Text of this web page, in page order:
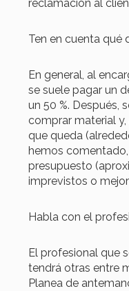
reclamación al
Ten en cuenta qué
En general, al
se suele pagar un
un 50 %. Después,
comprar material
que queda
hemos
presupuesto
imprevistos o
Habla con el
El profesional que
tendrá otras entre
Planea de